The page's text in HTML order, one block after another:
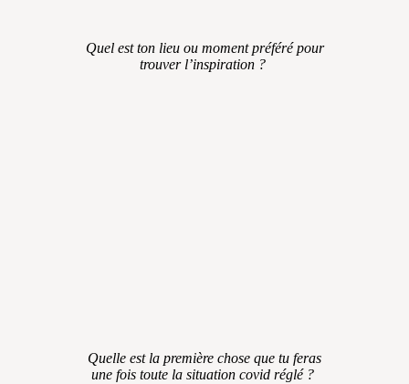
Quel est ton lieu ou moment préféré pour
trouver l’inspiration ?
Quelle est la première chose que tu feras
une fois toute la situation covid réglé ?